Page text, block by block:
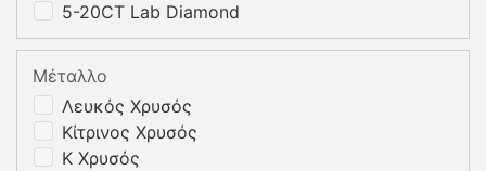
5-20CT Lab Diamond
Λευκός Χρυσός
Κίτρινος Χρυσός
K Χρυσός
Μέταλλο